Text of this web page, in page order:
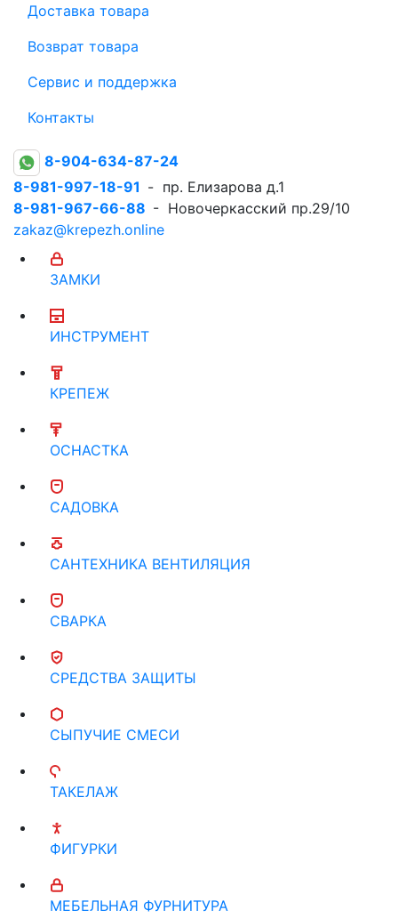
Доставка товара
Возврат товара
Сервис и поддержка
Контакты
8-904-634-87-24
8-981-997-18-91 - пр. Елизарова д.1
8-981-967-66-88 - Новочеркасский пр.29/10
zakaz@krepezh.online
ЗАМКИ
ИНСТРУМЕНТ
КРЕПЕЖ
ОСНАСТКА
САДОВКА
САНТЕХНИКА ВЕНТИЛЯЦИЯ
СВАРКА
СРЕДСТВА ЗАЩИТЫ
СЫПУЧИЕ СМЕСИ
ТАКЕЛАЖ
ФИГУРКИ
МЕБЕЛЬНАЯ ФУРНИТУРА